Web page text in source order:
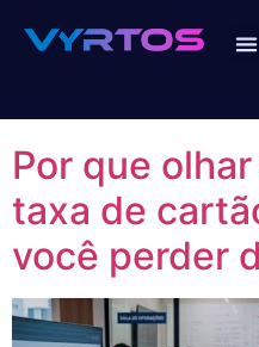
Dia:13
Por que
taxa de
você perder